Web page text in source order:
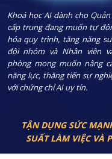
Khoá học AI dành cho Quản
cấp trung đang muốn tự
hóa quy trình, tăng năng
đội nhóm và Nhân viên
phòng mong muốn nâng
năng lực, thăng tiến sự
với chứng chỉ AI uy tín.
TẬN DỤNG SỨC
SUẤT LÀM VIỆC VÀ